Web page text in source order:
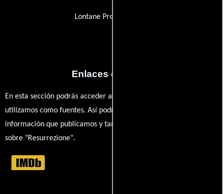
Lontane Provincie Film
Enlaces externos
En esta sección podrás acceder a los recursos externos que
utilizamos como fuentes. Así podrás chequear toda la
información que publicamos y también ampliar tu conocimiento
sobre "Resurrezione".